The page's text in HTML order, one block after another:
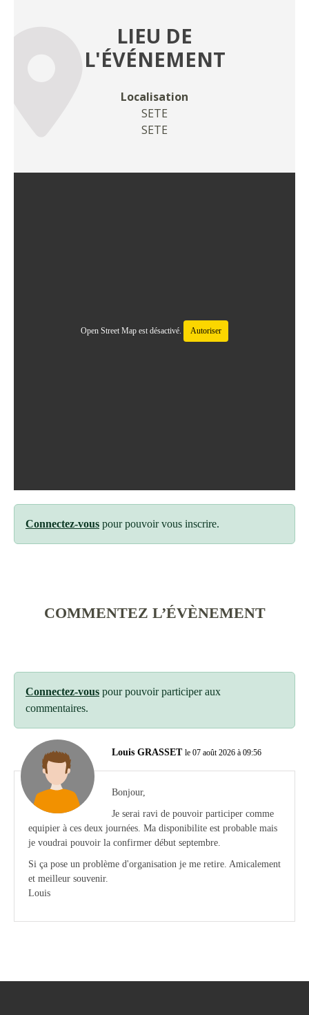
LIEU DE
L'ÉVÉNEMENT
Localisation
SETE
SETE
Open Street Map est désactivé. Autoriser
Connectez-vous pour pouvoir vous inscrire.
COMMENTEZ L’ÉVÈNEMENT
Connectez-vous pour pouvoir participer aux
commentaires.
Louis GRASSET le 07 août 2026 à 09:56
Bonjour,
Je serai ravi de pouvoir participer comme
equipier à ces deux journées. Ma disponibilite est probable mais
je voudrai pouvoir la confirmer début septembre.
Si ça pose un problème d'organisation je me retire. Amicalement
et meilleur souvenir.
Louis